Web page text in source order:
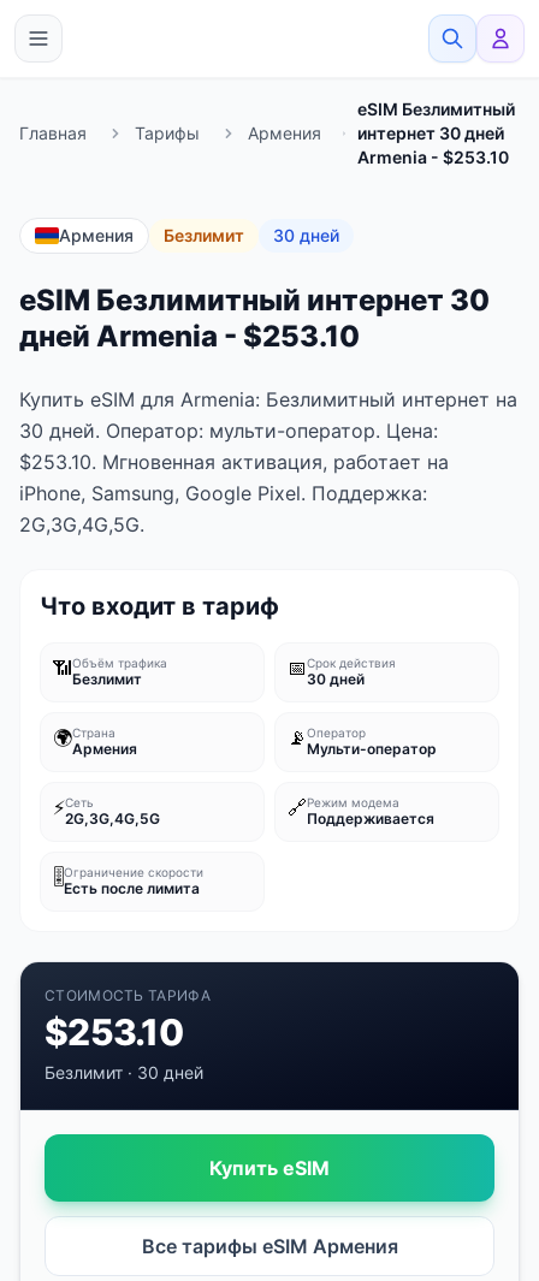
Главная Тарифы Армения
eSIM Безлимитный
интернет 30 дней
Armenia - $253.10
Армения Безлимит 30 дней
eSIM Безлимитный интернет 30
дней Armenia - $253.10
Купить eSIM для Armenia: Безлимитный интернет на
30 дней. Оператор: мульти-оператор. Цена:
$253.10. Мгновенная активация, работает на
iPhone, Samsung, Google Pixel. Поддержка:
2G,3G,4G,5G.
Что входит в тариф
📶Объём трафика
Безлимит 📅Срок действия
30 дней
🌍Страна
Армения 📡 Оператор
Мульти-оператор
⚡Сеть
2G,3G,4G,5G 🔗Режим модема
Поддерживается
🎚️Ограничение скорости
Есть после лимита
СТОИМОСТЬ ТАРИФА
$253.10
Безлимит · 30 дней
Купить eSIM
Все тарифы eSIM Армения